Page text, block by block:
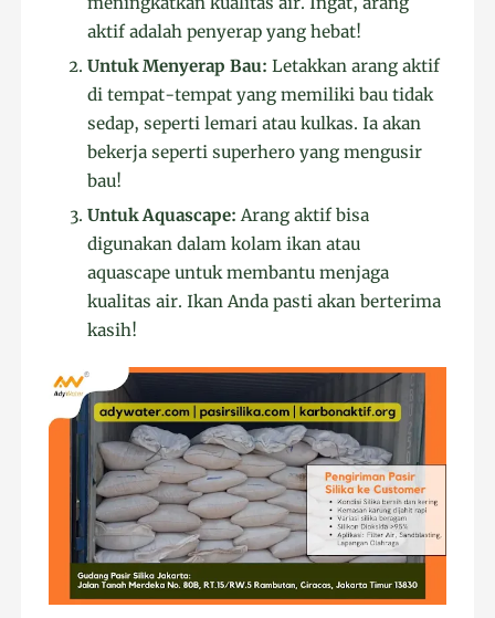
aktif adalah penyerap yang hebat!
Untuk Menyerap Bau: Letakkan arang aktif
di tempat-tempat yang memiliki bau tidak
sedap, seperti lemari atau kulkas. Ia akan
bekerja seperti superhero yang mengusir
bau!
Untuk Aquascape: Arang aktif bisa
digunakan dalam kolam ikan atau
aquascape untuk membantu menjaga
kualitas air. Ikan Anda pasti akan berterima
kasih!